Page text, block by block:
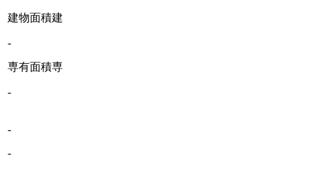
建物面積建
-
専有面積専
-
-
-